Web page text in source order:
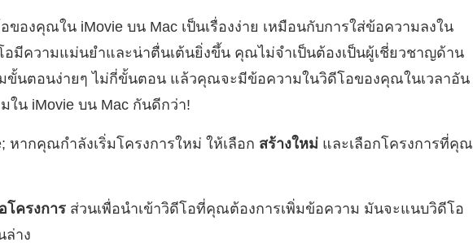
ของคุณใน iMovie บน Mac เป็นเรื่องง่าย เหมือนกับการใส่ข้อความลงใน
มีความแม่นยำและน่าตื่นเต้นยิ่งขึ้น คุณไม่จำเป็นต้องเป็นผู้เชี่ยวชาญด้าน
ขั้นตอนง่ายๆ ไม่กี่ขั้นตอน แล้วคุณจะมีข้อความในวิดีโอของคุณในเวลาอัน
ใน iMovie บน Mac กันดีกว่า!
หากคุณกำลังเริ่มโครงการใหม่ ให้เลือก สร้างใหม่ และเลือกโครงการที่คุณ
โครงการ ส่วนเพื่อนำเข้าวิดีโอที่คุณต้องการเพิ่มข้อความ มันจะแนบวิดีโอ
ล่าง